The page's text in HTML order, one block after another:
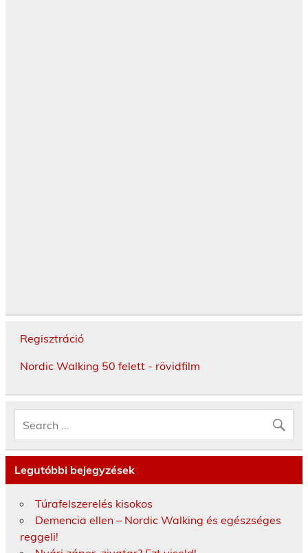
Regisztráció
Nordic Walking 50 felett - rövidfilm
Legutóbbi bejegyzések
Túrafelszerelés kisokos
Demencia ellen – Nordic Walking és egészséges
reggeli!